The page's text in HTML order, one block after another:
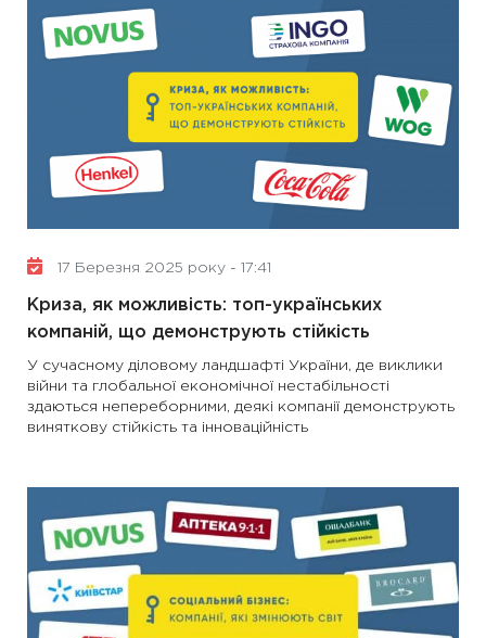
17 Березня 2025 року - 17:41
Криза, як можливість: топ-українських
компаній, що демонструють стійкість
У сучасному діловому ландшафті України, де виклики
війни та глобальної економічної нестабільності
здаються непереборними, деякі компанії демонструють
виняткову стійкість та інноваційність